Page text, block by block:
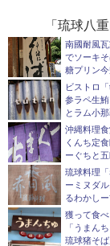
「琉球八
南國耐風瓦
でソーキ
糖プリン
ビストロ
参ラペ生
とラム小
沖縄料理
くんち定
ーぐちと
琉球料理
ーミヌダ
るわかし
獲って食
「うまん
琉球猪そ